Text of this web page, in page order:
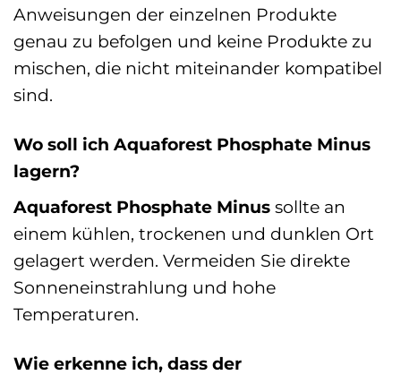
Anweisungen der einzelnen Produkte
genau zu befolgen und keine Produkte zu
mischen, die nicht miteinander kompatibel
sind.
Wo soll ich Aquaforest Phosphate Minus
lagern?
Aquaforest Phosphate Minus sollte an
einem kühlen, trockenen und dunklen Ort
gelagert werden. Vermeiden Sie direkte
Sonneneinstrahlung und hohe
Temperaturen.
Wie erkenne ich, dass der